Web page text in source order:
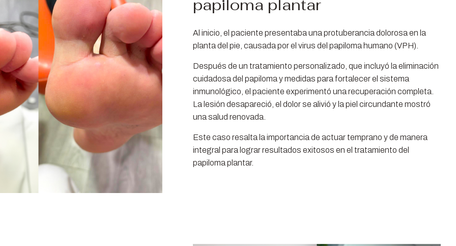
papiloma plantar
Al inicio, el paciente presentaba una protuberancia dolorosa en la
planta del pie, causada por el virus del papiloma humano (VPH).
Después de un tratamiento personalizado, que incluyó la eliminación
cuidadosa del papiloma y medidas para fortalecer el sistema
inmunológico, el paciente experimentó una recuperación completa.
La lesión desapareció, el dolor se alivió y la piel circundante mostró
una salud renovada.
Este caso resalta la importancia de actuar temprano y de manera
integral para lograr resultados exitosos en el tratamiento del
papiloma plantar.